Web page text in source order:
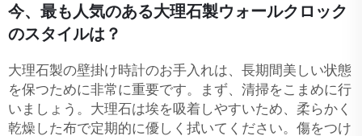
今、最も人気のある大理石製ウォールクロック
のスタイルは？
大理石製の壁掛け時計のお手入れは、長期間美しい状態
を保つために非常に重要です。まず、清掃をこまめに行
いましょう。大理石は埃を吸着しやすいため、柔らかく
乾燥した布で定期的に優しく拭いてください。傷をつけ